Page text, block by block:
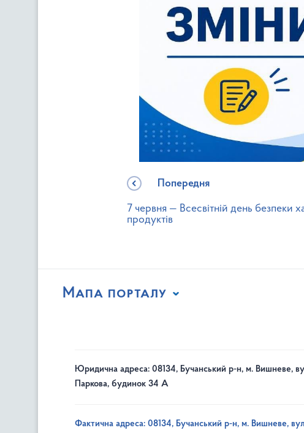
Попередня
7 червня — Всесвітній день безпеки
продуктів
Мапа порталу
Юридична адреса: 08134, Бучанський р-н, м. Вишневе,
Паркова, будинок 34 А
Фактична адреса: 08134, Бучанський р-н, м. Вишневе,